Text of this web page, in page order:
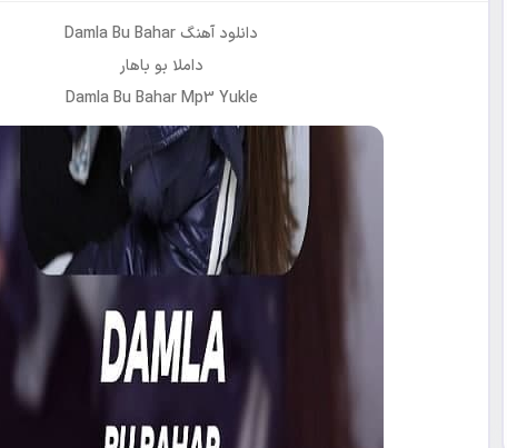
دانلود آهنگ Damla Bu Bahar
داملا بو باهار
Damla Bu Bahar Mp3 Yukle